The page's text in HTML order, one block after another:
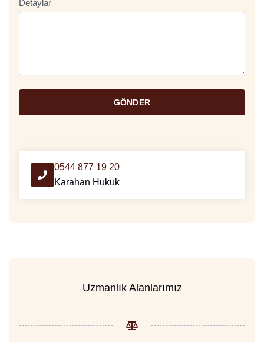
Detaylar
GÖNDER
0544 877 19 20
Karahan Hukuk
Uzmanlık Alanlarımız